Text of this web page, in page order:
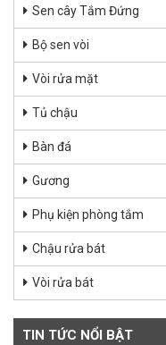
Sen cây Tắm Đứng
Bộ sen vòi
Vòi rửa mặt
Tủ chậu
Bàn đá
Gương
Phụ kiện phòng tắm
Chậu rửa bát
Vòi rửa bát
TIN TỨC NỔI BẬT